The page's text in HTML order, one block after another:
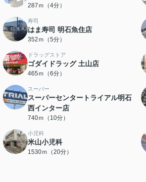
287ｍ（4分）
寿司
はま寿司 明石魚住店
352ｍ（5分）
ドラッグストア
ゴダイドラッグ 土山店
465ｍ（6分）
スーパー
スーパーセンタートライアル明石
西インター店
740ｍ（10分）
小児科
米山小児科
1530ｍ（20分）